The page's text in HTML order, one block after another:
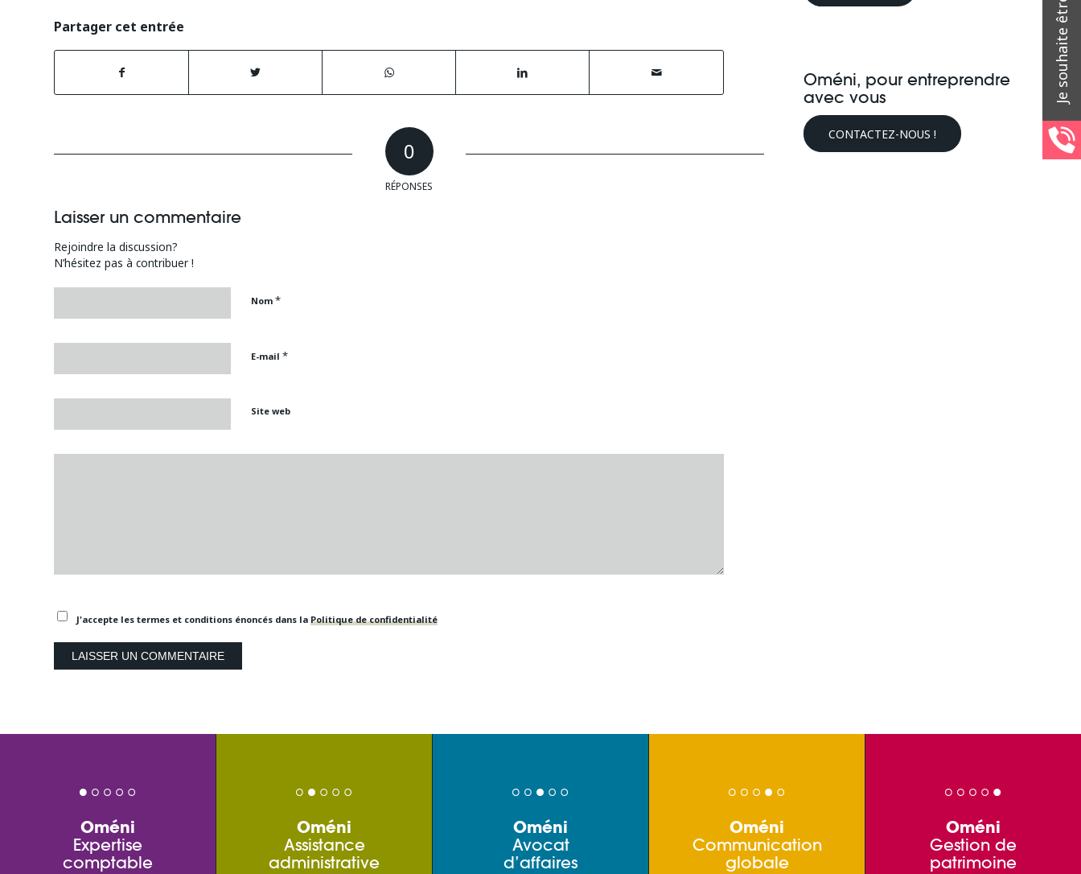
Partager cet entrée
0
RÉPONSES
Laisser un commentaire
Rejoindre la discussion?
N’hésitez pas à contribuer !
Nom *
E-mail *
Site web
J'accepte les termes et conditions énoncés dans la Politique de confidentialité
Oméni, pour entreprendre
avec vous
CONTACTEZ-NOUS !
Oméni
Expertise
comptable
Oméni
Assistance
administrative
Oméni
Avocat
d’affaires
Oméni
Communication
globale
Oméni
Gestion de
patrimoine